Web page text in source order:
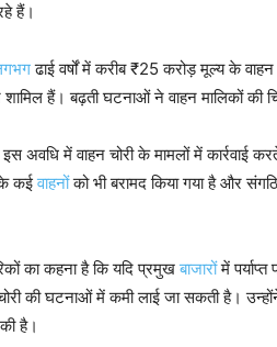
हैं।
ढाई वर्षों में करीब ₹25 करोड़ मूल्य के
शामिल हैं। बढ़ती घटनाओं ने वाहन मालिकों की
इस अवधि में वाहन चोरी के मामलों में कार्रवाई
के कईवाहनोंको भी बरामद किया गया है और
का कहना है कि यदि प्रमुखबाजारोंमें पर्याप्त
की घटनाओं में कमी लाई जा सकती है।
है।